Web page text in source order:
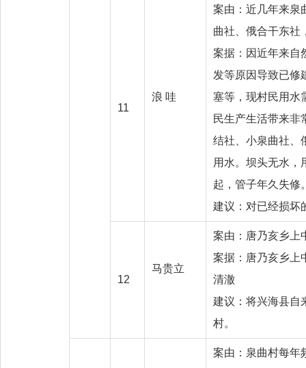
11
浪 哇
案由：近几年来泉
曲社、俄合干东社
案据：因近年来自
发等原因导致已修
塞等，现村民用水
民生产生活带来非
结社、小泉曲社、
用水。坝头无水，
起，管子年久失修
建议：对已经损坏
12
马贵立
案由：唐乃亥乡上
案据：唐乃亥乡上
清澈
建议：将兴海县自
村。
案由：泉曲村每年